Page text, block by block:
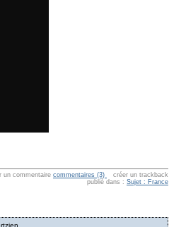
un commentaire commentaires (3)
créer un trackback
publié dans : Sujet : France